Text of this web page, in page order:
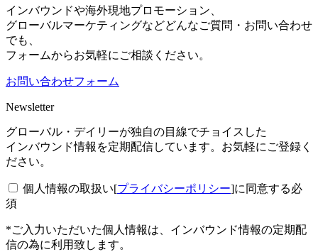
インバウンドや海外現地プロモーション、
グローバルマーケティングなどどんなご質問・お問い合わせ
でも、
フォームからお気軽にご相談ください。
お問い合わせフォーム
Newsletter
グローバル・デイリーが独自の目線でチョイスした
インバウンド情報を定期配信しています。お気軽にご登録く
ださい。
個人情報の取扱い[プライバシーポリシー]に同意する必
須
*ご入力いただいた個人情報は、インバウンド情報の定期配
信の為に利用致します。